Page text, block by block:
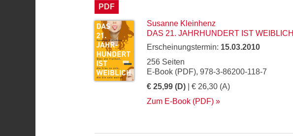
PDF
Susanne Kleinhenz
DAS 21. JAHRHUNDERT IST WEIBLICH
Erscheinungstermin: 15.03.2010
256 Seiten
E-Book (PDF), 978-3-86200-118-7
€ 25,99 (D) | € 26,30 (A)
Zum E-Book (PDF)